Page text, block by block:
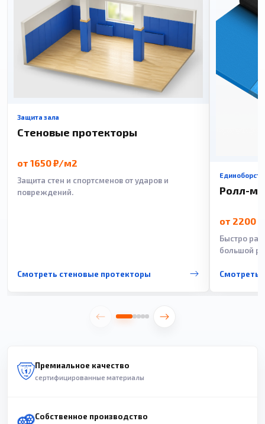
Защита зала
Стеновые протекторы
от 1650 ₽/м2
Защита стен и спортсменов от ударов и
повреждений.
Смотреть стеновые протекторы
Ролл-
от 2200
Быстро
большой
Смотреть
Премиальное качество
сертифицированные материалы
Собственное производство